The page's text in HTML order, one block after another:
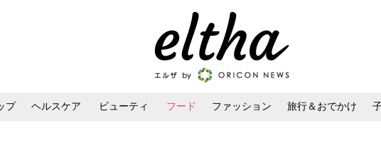
プ ヘルスケア ビューティ フード ファッション 旅行＆おでかけ